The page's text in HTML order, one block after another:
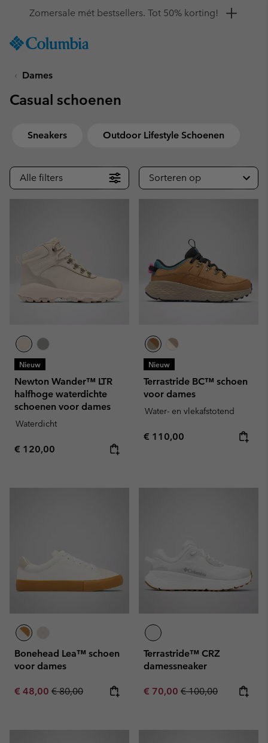
TO
SKIP
MAIN
SKIP
Krijg 10% korting
Dames
Casual schoenen
Sneakers Outdoor Lifestyle Schoenen
Alle filters Sorteren op
Nieuw
Newton Wander™ LTR
halfhoge waterdichte
schoenen voor dames
Waterdicht
Regular price:
€ 120,00
Nieuw
Terrastride BC™ schoen
voor dames
Water- en vlekafstotend
Regular price:
€ 110,00
Bonehead Lea™ schoen
voor dames
Sale price:
€ 48,00 Regular price:
€ 80,00
Terrastride™ CRZ
damessneaker
Sale price:
€ 70,00 Regular price:
€ 100,00